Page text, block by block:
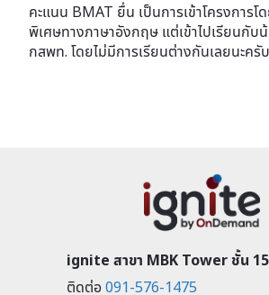
คะแนน BMAT ยื่น เป็นการเข้าโครงการโ
พิเศษทางภาษาอังกฤษ แต่เข้าไปเรียนกับ
กสพท. โดยไม่มีการเรียนต่างกันเลยนะครับ
ignite สาขา MBK Tower ชั้น 15
ติดต่อ091-576-1475